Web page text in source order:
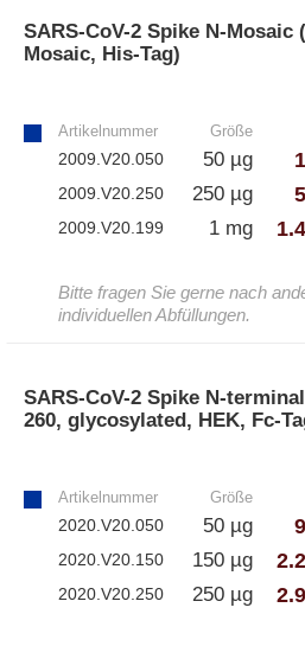
– A·EL·VIS Produkte
SARS-CoV-2 Spike N-Mosaic
Mosaic, His-Tag)
Artikelnummer Größe
2009.V20.050 50 µg
2009.V20.250 250 µg
2009.V20.199 1 mg
Bitte fragen Sie gerne nach
individuellen Abfüllungen.
SARS-CoV-2 Spike N-
260, glycosylated, HEK, Fc-
Artikelnummer Größe
2020.V20.050 50 µg
2020.V20.150 150 µg
2020.V20.250 250 µg